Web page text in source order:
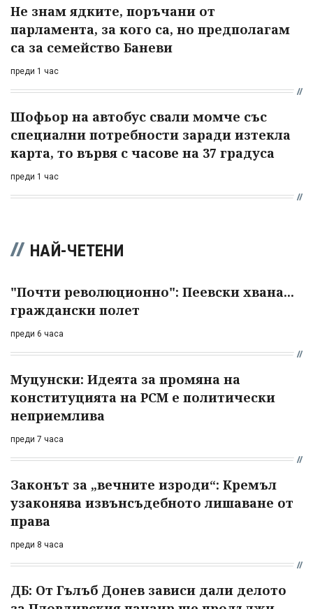
Не знам ядките, поръчани от
парламента, за кого са, но предполагам
са за семейство Баневи
преди 1 час
Шофьор на автобус свали момче със
специални потребности заради изтекла
карта, то вървя с часове на 37 градуса
преди 1 час
НАЙ-ЧЕТЕНИ
"Почти революционно": Пеевски хвана...
граждански полет
преди 6 часа
Муцунски: Идеята за промяна на
конституцията на РСМ е политически
неприемлива
преди 7 часа
Законът за „вечните изроди“: Кремъл
узаконява извънсъдебното лишаване от
права
преди 8 часа
ДБ: От Гълъб Донев зависи дали делото